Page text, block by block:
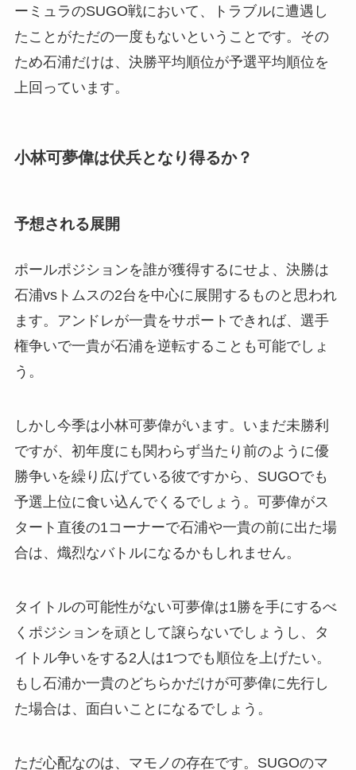
ーミュラのSUGO戦において、トラブルに遭遇し
たことがただの一度もないということです。その
ため石浦だけは、決勝平均順位が予選平均順位を
上回っています。
小林可夢偉は伏兵となり得るか？
予想される展開
ポールポジションを誰が獲得するにせよ、決勝は
石浦vsトムスの2台を中心に展開するものと思われ
ます。アンドレが一貴をサポートできれば、選手
権争いで一貴が石浦を逆転することも可能でしょ
う。
しかし今季は小林可夢偉がいます。いまだ未勝利
ですが、初年度にも関わらず当たり前のように優
勝争いを繰り広げている彼ですから、SUGOでも
予選上位に食い込んでくるでしょう。可夢偉がス
タート直後の1コーナーで石浦や一貴の前に出た場
合は、熾烈なバトルになるかもしれません。
タイトルの可能性がない可夢偉は1勝を手にするべ
くポジションを頑として譲らないでしょうし、タ
イトル争いをする2人は1つでも順位を上げたい。
もし石浦か一貴のどちらかだけが可夢偉に先行し
た場合は、面白いことになるでしょう。
ただ心配なのは、マモノの存在です。SUGOのマ